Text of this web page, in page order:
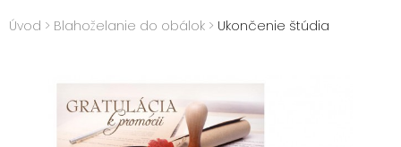
Úvod > Blahoželanie do obálok > Ukončenie štúdia